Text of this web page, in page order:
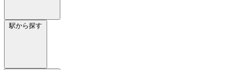
駅から探す